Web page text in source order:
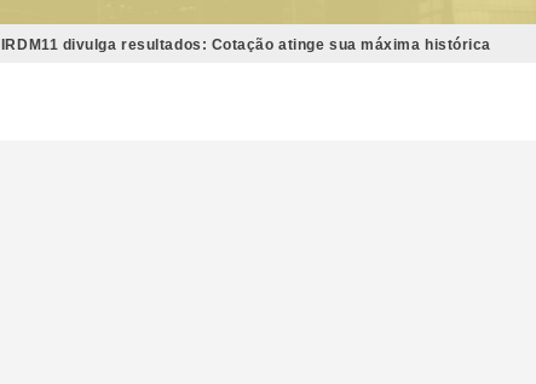
IRDM11 divulga resultados: Cotação atinge sua máxima histórica